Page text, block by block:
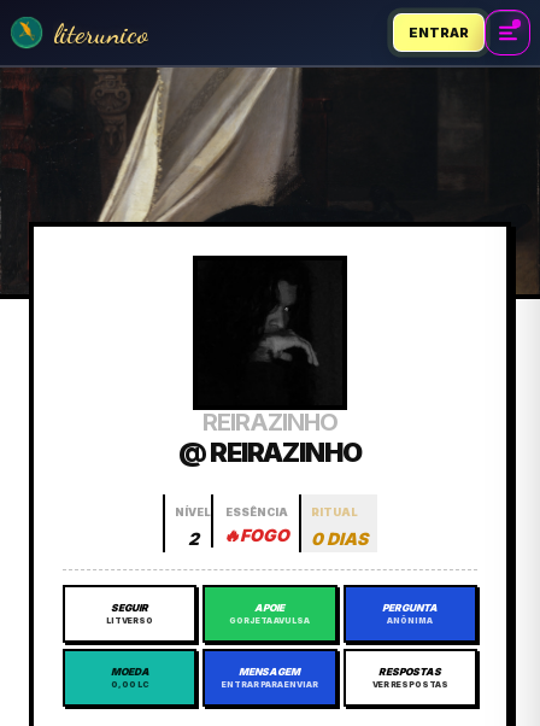
literunico ENTRAR
REIRAZINHO
@ REIRAZINHO
NÍVEL
2
ESSÊNCIA
🔥FOGO
RITUAL
0 DIAS
SEGUIR
LITVERSO
APOIE
GORJETA AVULSA
PERGUNTA
ANÔNIMA
MOEDA
0,00 LC
MENSAGEM
ENTRAR PARA ENVIAR
RESPOSTAS
VER RESPOSTAS